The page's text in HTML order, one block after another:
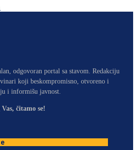
odgovoran portal sa stavom. Redakciju
koji beskompromisno, otvoreno i
i informišu javnost.
čitamo se!